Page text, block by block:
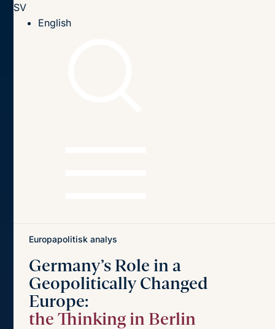
SV
English
Europapolitisk analys
Germany’s Role in a
Geopolitically Changed
Europe:
the Thinking in Berlin